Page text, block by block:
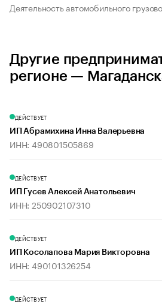
Деятельность автомобильного
Другие
регионе —
ДЕЙСТВУЕТ
ИП Абрамихина Инна Валерьевна
ИНН: 490801505869
ДЕЙСТВУЕТ
ИП Гусев Алексей Анатольевич
ИНН: 250902107310
ДЕЙСТВУЕТ
ИП Косолапова Мария Викторовна
ИНН: 490101326254
ДЕЙСТВУЕТ